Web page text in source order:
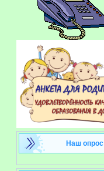
Наш опрос